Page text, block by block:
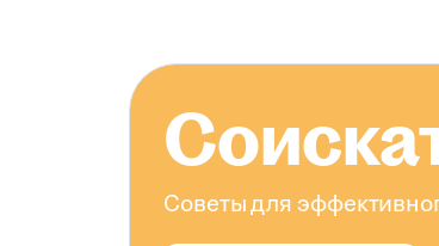
Советы для